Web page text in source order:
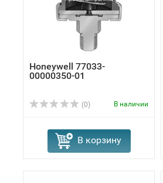
Honeywell 77033-
00000350-01
(0) В наличии
В корзину